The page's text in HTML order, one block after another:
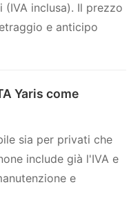
inclusa). Il prezzo
e anticipo
Yaris come
sia per privati che
include già l'IVA e
e